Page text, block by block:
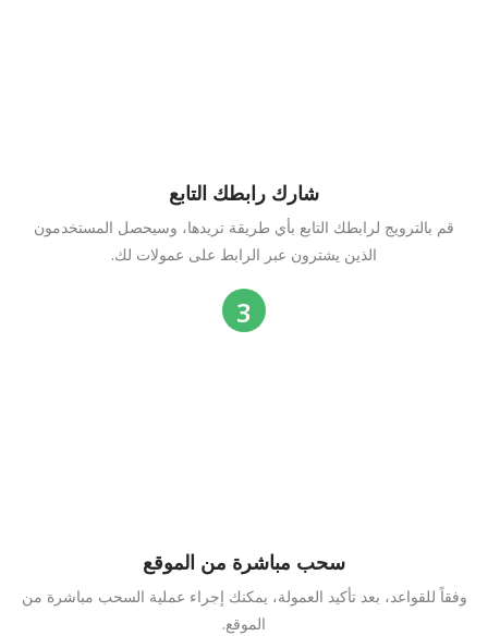
شارك رابطك التابع
قم بالترويج لرابطك التابع بأي طريقة تريدها، وسيحصل المستخدمون
الذين يشترون عبر الرابط على عمولات لك.
سحب مباشرة من الموقع
وفقاً للقواعد، بعد تأكيد العمولة، يمكنك إجراء عملية السحب مباشرة من
الموقع.